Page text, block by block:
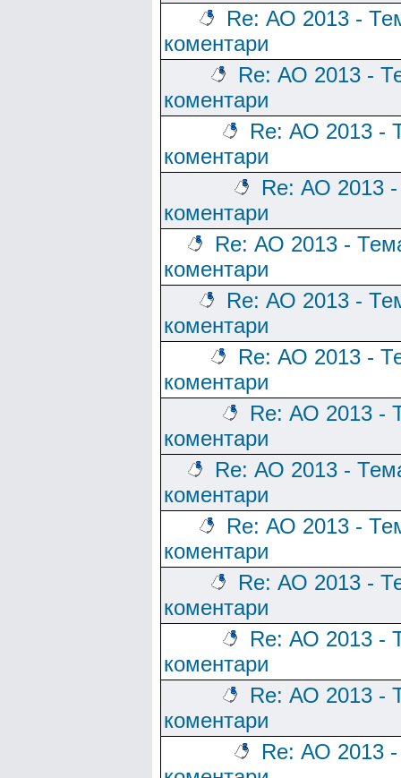
Re: АО 2013 -
коментари
Re: АО 2013 -
коментари
Re: АО 2013 -
коментари
Re: АО 2013
коментари
Re: АО 2013 -
коментари
Re: АО 2013 -
коментари
Re: АО 2013 -
коментари
Re: АО 2013 -
коментари
Re: АО 2013 -
коментари
Re: АО 2013 -
коментари
Re: АО 2013 -
коментари
Re: АО 2013 -
коментари
Re: АО 2013 -
коментари
Re: АО 2013